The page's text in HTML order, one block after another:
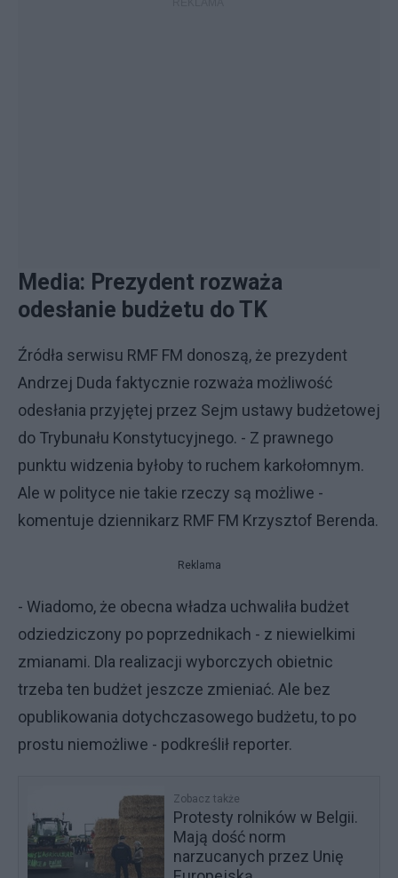
Media: Prezydent rozważa
odesłanie budżetu do TK
Źródła serwisu RMF FM donoszą, że prezydent
Andrzej Duda faktycznie rozważa możliwość
odesłania przyjętej przez Sejm ustawy budżetowej
do Trybunału Konstytucyjnego. - Z prawnego
punktu widzenia byłoby to ruchem karkołomnym.
Ale w polityce nie takie rzeczy są możliwe -
komentuje dziennikarz RMF FM Krzysztof Berenda.
Reklama
- Wiadomo, że obecna władza uchwaliła budżet
odziedziczony po poprzednikach - z niewielkimi
zmianami. Dla realizacji wyborczych obietnic
trzeba ten budżet jeszcze zmieniać. Ale bez
opublikowania dotychczasowego budżetu, to po
prostu niemożliwe - podkreślił reporter.
Zobacz także
Protesty rolników w Belgii.
Mają dość norm
narzucanych przez Unię